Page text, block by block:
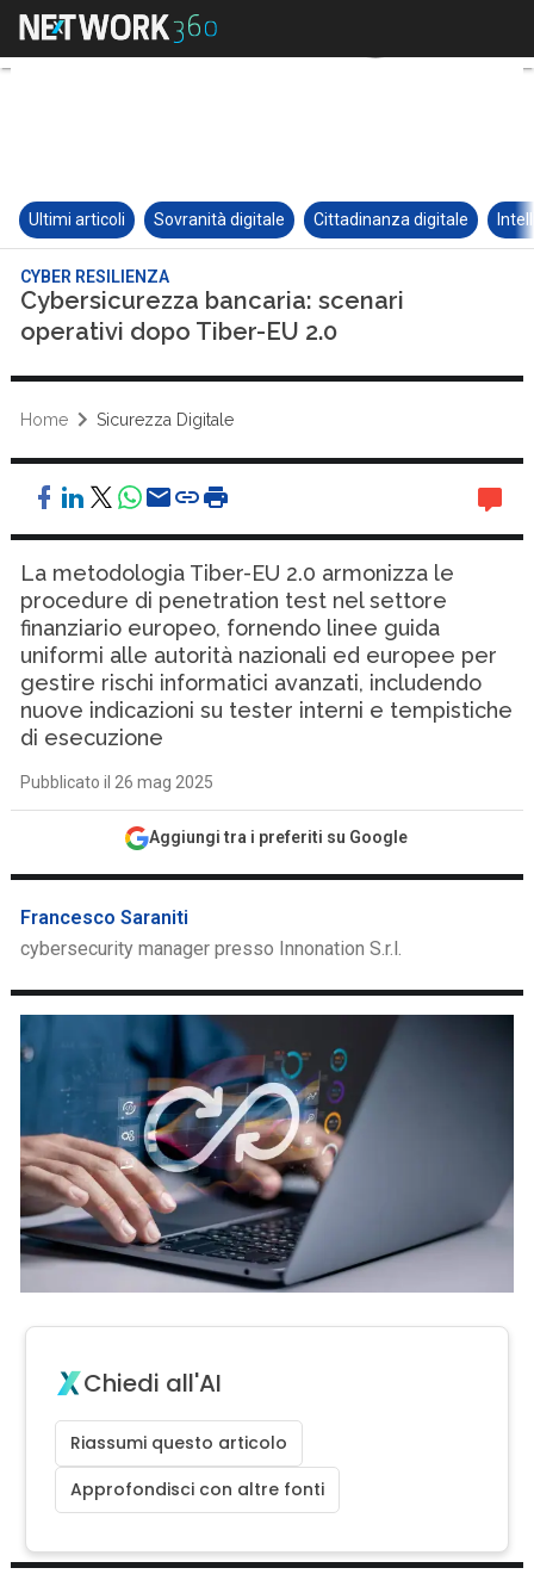
Ultimi articoli Sovranità digitale Cittadinanza digitale
CYBER RESILIENZA
Cybersicurezza bancaria: scenari
operativi dopo Tiber-EU 2.0
Home Sicurezza Digitale
La metodologia Tiber-EU 2.0 armonizza le
procedure di penetration test nel settore
finanziario europeo, fornendo linee guida
uniformi alle autorità nazionali ed europee per
gestire rischi informatici avanzati, includendo
nuove indicazioni su tester interni e tempistiche
di esecuzione
Pubblicato il 26 mag 2025
Aggiungi tra i preferiti su Google
Francesco Saraniti
cybersecurity manager presso Innonation S.r.l.
Chiedi all'AI
Riassumi questo articolo
Approfondisci con altre fonti